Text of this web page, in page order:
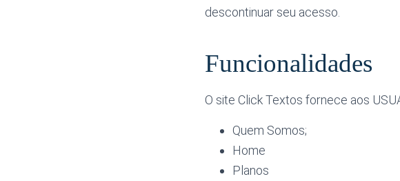
descontinuar seu acesso.
Funcionalidades
O site Click Textos fornece aos
Quem Somos;
Home
Planos